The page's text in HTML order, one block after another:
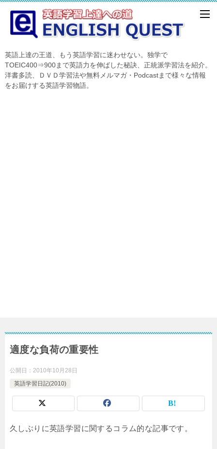
英語上達の王道、もう英語学習に迷わせない。独学で
TOEIC400⇒900まで英語力を伸ばした秘訣、正統派学習法を紹介。
洋書多読、ＤＶＤ学習法や無料メルマガ・Podcastまで様々な情報
をお届けする英語学習物語。
適度な負荷の重要性
公開日： 2010年10月28日
英語学習日記(2010)
久しぶりに英語学習に関するコラム的な記事です。